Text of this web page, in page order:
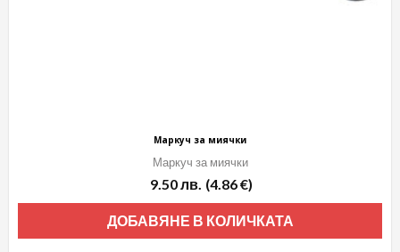
Маркуч за миячки
Маркуч за миячки
9.50лв. (4.86 €)
ДОБАВЯНЕ В КОЛИЧКАТА